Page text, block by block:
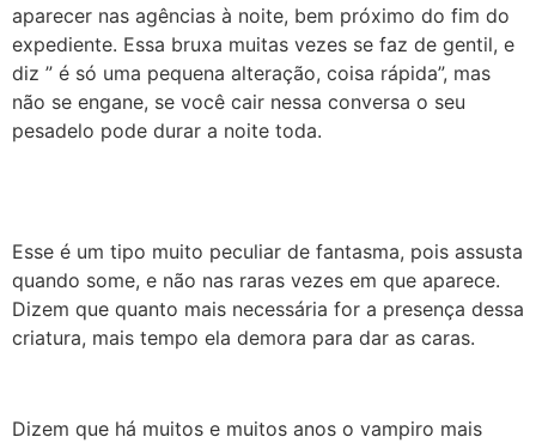
aparecer nas agências à noite, bem próximo do fim do
expediente. Essa bruxa muitas vezes se faz de gentil, e
diz ” é só uma pequena alteração, coisa rápida”, mas
não se engane, se você cair nessa conversa o seu
pesadelo pode durar a noite toda.
Esse é um tipo muito peculiar de fantasma, pois assusta
quando some, e não nas raras vezes em que aparece.
Dizem que quanto mais necessária for a presença dessa
criatura, mais tempo ela demora para dar as caras.
Dizem que há muitos e muitos anos o vampiro mais